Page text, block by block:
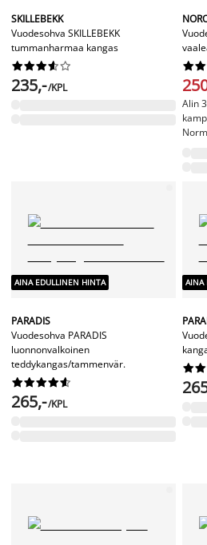
SKILLEBEKK
Vuodesohva SKILLEBEKK
tummanharmaa kangas






235,-/KPL



Alin
AINA EDULLINEN HINTA
PARADIS
Vuodesohva PARADIS
luonnonvalkoinen
teddykangas/tammenvär.






265,-/KPL
AINA


